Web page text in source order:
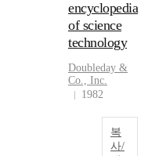
encyclopedia
of science
technology
Doubleday &
Co., Inc.
1982
복
사/